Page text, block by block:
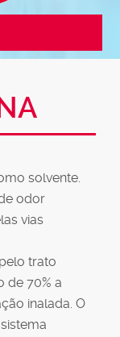
solvente.
odor
vias
trato
de 70% a
inalada. O